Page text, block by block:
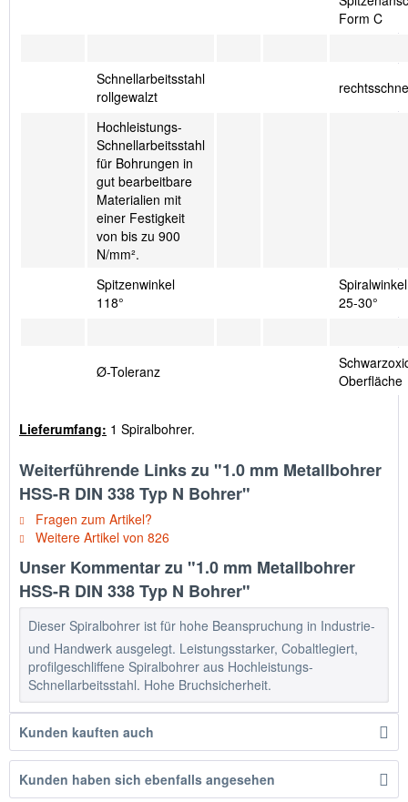
Form C
Schnellarbeitsstahl
rollgewalzt
Hochleistungs-
Schnellarbeitsstahl
für Bohrungen in
gut bearbeitbare
Materialien mit
einer Festigkeit
von bis zu 900
N/mm².
Spitzenwinkel
118°
Spiralwinkel
25-30°
Ø-Toleranz
Oberfläche
Lieferumfang: 1 Spiralbohrer.
Weiterführende Links zu "1.0 mm Metallbohrer
HSS-R DIN 338 Typ N Bohrer"
Fragen zum Artikel?
Weitere Artikel von 826
Unser Kommentar zu "1.0 mm Metallbohrer
HSS-R DIN 338 Typ N Bohrer"
Dieser Spiralbohrer ist für hohe Beanspruchung in Industrie-
und Handwerk ausgelegt. Leistungsstarker, Cobaltlegiert,
profilgeschliffene Spiralbohrer aus Hochleistungs-
Schnellarbeitsstahl. Hohe Bruchsicherheit.
Kunden kauften auch
Kunden haben sich ebenfalls angesehen